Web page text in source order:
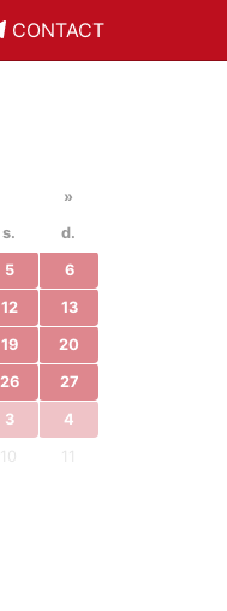
CONTACT
»
s. d.
5 6
12 13
19 20
26 27
3 4
10 11